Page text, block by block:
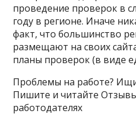
проведение проверок в
году в регионе. Иначе
факт, что большинство
размещают на своих
планы проверок (в виде
Проблемы на работе?
Пишите и читайте
работодателях